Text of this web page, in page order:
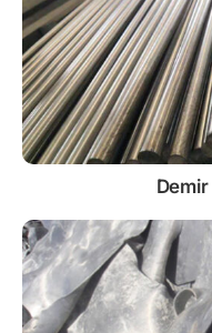
Demir